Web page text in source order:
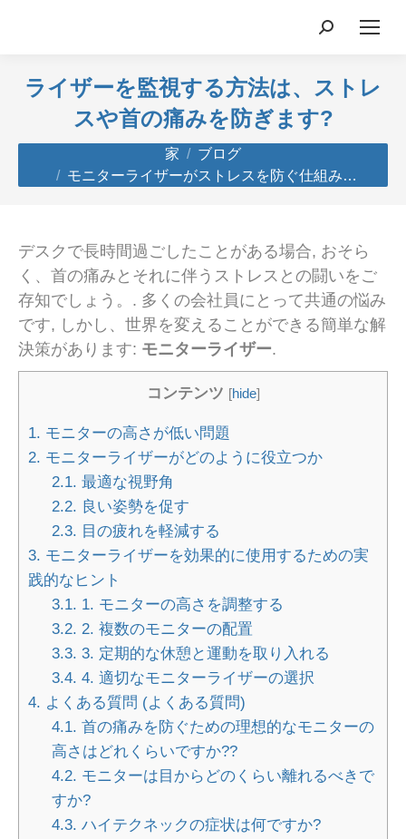
検
ライザーを監視する方法は、ストレ
スや首の痛みを防ぎます?
あなたはここにいる:家
ブログ
モニターライザーがストレスを防ぐ仕組み…
デスクで長時間過ごしたことがある場合, おそら
く、首の痛みとそれに伴うストレスとの闘いをご
存知でしょう。. 多くの会社員にとって共通の悩み
です, しかし、世界を変えることができる簡単な解
決策があります: モニターライザー.
コンテンツ [hide]
1. モニターの高さが低い問題
2. モニターライザーがどのように役立つか
2.1. 最適な視野角
2.2. 良い姿勢を促す
2.3. 目の疲れを軽減する
3. モニターライザーを効果的に使用するための実
践的なヒント
3.1. 1. モニターの高さを調整する
3.2. 2. 複数のモニターの配置
3.3. 3. 定期的な休憩と運動を取り入れる
3.4. 4. 適切なモニターライザーの選択
4. よくある質問 (よくある質問)
4.1. 首の痛みを防ぐための理想的なモニターの
高さはどれくらいですか??
4.2. モニターは目からどのくらい離れるべきで
すか?
4.3. ハイテクネックの症状は何ですか?